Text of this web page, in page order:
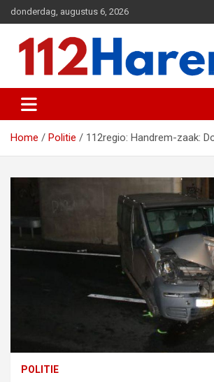
naar
inhoud
donderdag, augustus 6, 2026
112 Haren.nl
Home Politie 112regio: Handrem-zaak:
POLITIE